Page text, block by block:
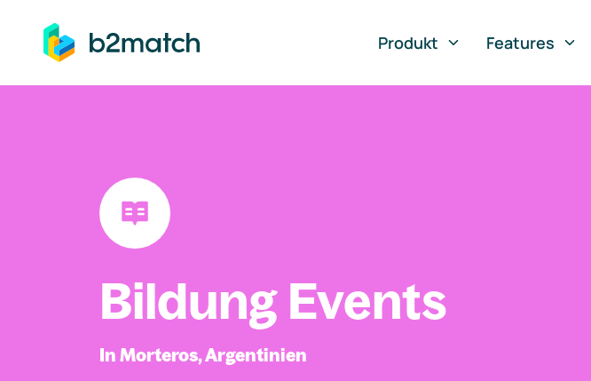
springen
Produkt
Features
Bildung Events
In Morteros, Argentinien